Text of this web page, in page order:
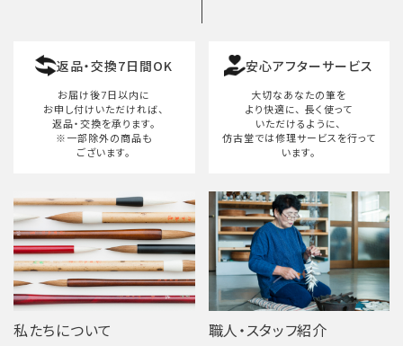
検索する
返品・交換7日間OK
お届け後7日以内に
お申し付けいただければ、
返品・交換を承ります。
※一部除外の商品も
ございます。
安心アフターサービス
大切なあなたの筆を
より快適に、 長く使って
いただけるように、
仿古堂では修理サービスを行って
います。
私たちについて 職人・スタッフ紹介